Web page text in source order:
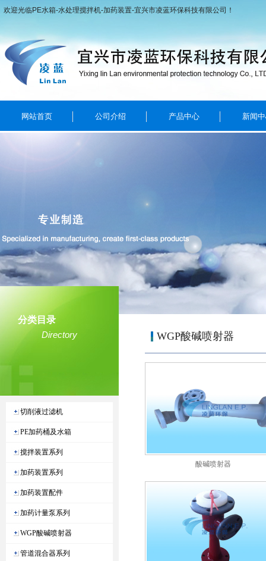
欢迎光临PE水箱-水处理搅拌机-加药装置-宜兴市凌蓝环保科技有限公司！
网站首页 公司介绍 产品中心 新闻
分类目录
Directory
切削液过滤机
PE加药桶及水箱
搅拌装置系列
加药装置系列
加药装置配件
加药计量泵系列
WGP酸碱喷射器
管道混合器系列
WGP酸碱喷射器
酸碱喷射器